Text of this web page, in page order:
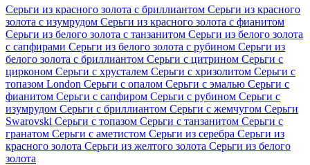
Серьги из красного золота с бриллиантом Серьги из красного
золота с изумрудом Серьги из красного золота с фианитом
Серьги из белого золота с танзанитом Серьги из белого золота
с сапфирами Серьги из белого золота с рубином Серьги из
белого золота с бриллиантом Серьги с цитрином Серьги с
цирконом Серьги с хрусталем Серьги с хризолитом Серьги с
топазом London Серьги с опалом Серьги с эмалью Серьги с
фианитом Серьги с сапфиром Серьги с рубином Серьги с
изумрудом Серьги с бриллиантом Серьги с жемчугом Серьги
Swarovski Серьги с топазом Серьги с танзанитом Серьги с
гранатом Серьги с аметистом Серьги из серебра Серьги из
красного золота Серьги из желтого золота Серьги из белого
золота